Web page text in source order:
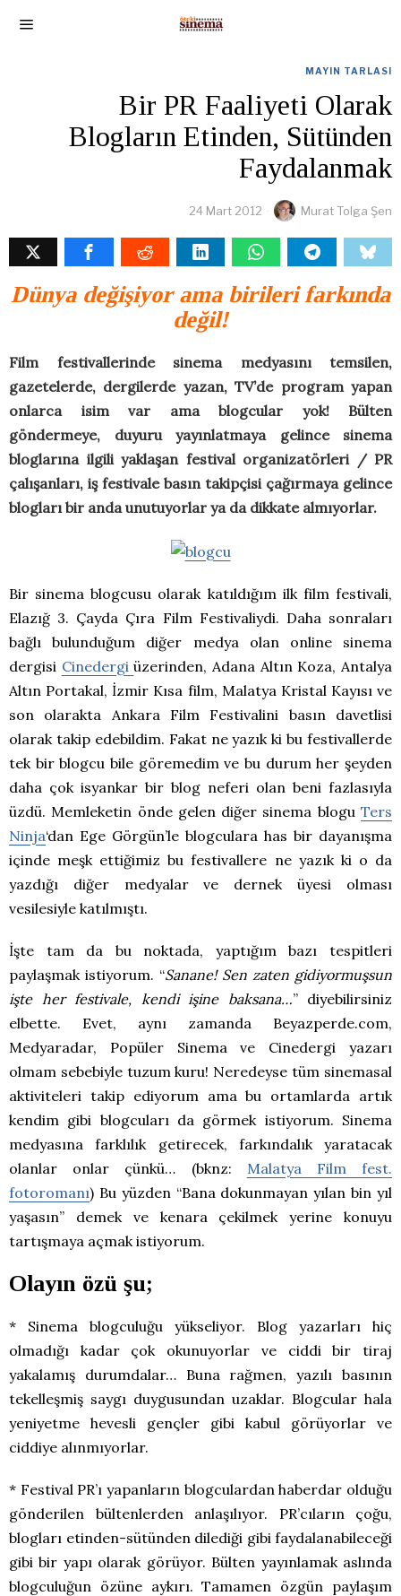
MAYIN TARLASI
Bir PR Faaliyeti Olarak
Blogların Etinden, Sütünden
Faydalanmak
24 Mart 2012 Murat Tolga Şen
Dünya değişiyor ama birileri farkında
değil!
Film festivallerinde sinema medyasını temsilen,
gazetelerde, dergilerde yazan, TV’de program yapan
onlarca isim var ama blogcular yok! Bülten
göndermeye, duyuru yayınlatmaya gelince sinema
bloglarına ilgili yaklaşan festival organizatörleri / PR
çalışanları, iş festivale basın takipçisi çağırmaya gelince
blogları bir anda unutuyorlar ya da dikkate almıyorlar.
Bir sinema blogcusu olarak katıldığım ilk film festivali,
Elazığ 3. Çayda Çıra Film Festivaliydi. Daha sonraları
bağlı bulunduğum diğer medya olan online sinema
dergisi Cinedergiüzerinden, Adana Altın Koza, Antalya
Altın Portakal, İzmir Kısa film, Malatya Kristal Kayısı ve
son olarakta Ankara Film Festivalini basın davetlisi
olarak takip edebildim. Fakat ne yazık ki bu festivallerde
tek bir blogcu bile göremedim ve bu durum her şeyden
daha çok isyankar bir blog neferi olan beni fazlasıyla
üzdü. Memleketin önde gelen diğer sinema blogu Ters
Ninja‘dan Ege Görgün’le blogculara has bir dayanışma
içinde meşk ettiğimiz bu festivallere ne yazık ki o da
yazdığı diğer medyalar ve dernek üyesi olması
vesilesiyle katılmıştı.
İşte tam da bu noktada, yaptığım bazı tespitleri
paylaşmak istiyorum. “Sanane! Sen zaten gidiyormuşsun
işte her festivale, kendi işine baksana…” diyebilirsiniz
elbette. Evet, aynı zamanda Beyazperde.com,
Medyaradar, Popüler Sinema ve Cinedergi yazarı
olmam sebebiyle tuzum kuru! Neredeyse tüm sinemasal
aktiviteleri takip ediyorum ama bu ortamlarda artık
kendim gibi blogcuları da görmek istiyorum. Sinema
medyasına farklılık getirecek, farkındalık yaratacak
olanlar onlar çünkü… (bknz: Malatya Film fest.
fotoromanı) Bu yüzden “Bana dokunmayan yılan bin yıl
yaşasın” demek ve kenara çekilmek yerine konuyu
tartışmaya açmak istiyorum.
Olayın özü şu;
* Sinema blogculuğu yükseliyor. Blog yazarları hiç
olmadığı kadar çok okunuyorlar ve ciddi bir tiraj
yakalamış durumdalar… Buna rağmen, yazılı basının
tekelleşmiş saygı duygusundan uzaklar. Blogcular hala
yeniyetme hevesli gençler gibi kabul görüyorlar ve
ciddiye alınmıyorlar.
* Festival PR’ı yapanların blogculardan haberdar olduğu
gönderilen bültenlerden anlaşılıyor. PR’cıların çoğu,
blogları etinden-sütünden dilediği gibi faydalanabileceği
gibi bir yapı olarak görüyor. Bülten yayınlamak aslında
blogculuğun özüne aykırı. Tamamen özgün paylaşım